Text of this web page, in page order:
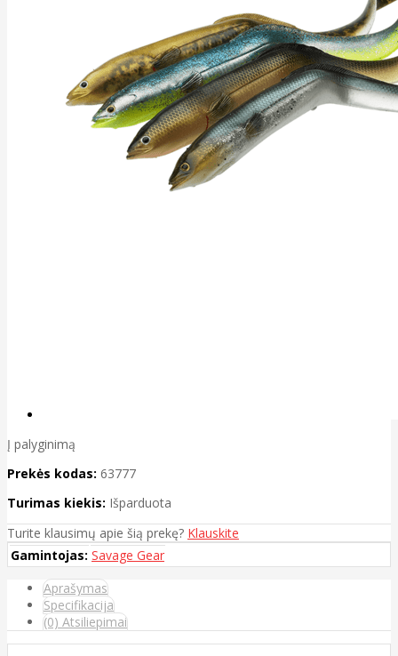
Į palyginimą
Prekės kodas: 63777
Turimas kiekis: Išparduota
Turite klausimų apie šią prekę? Klauskite
Gamintojas: Savage Gear
Aprašymas
Specifikacija
(0) Atsiliepimai